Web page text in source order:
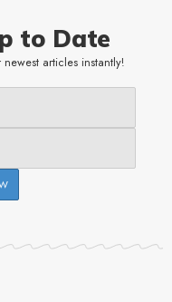
to Date
articles instantly!